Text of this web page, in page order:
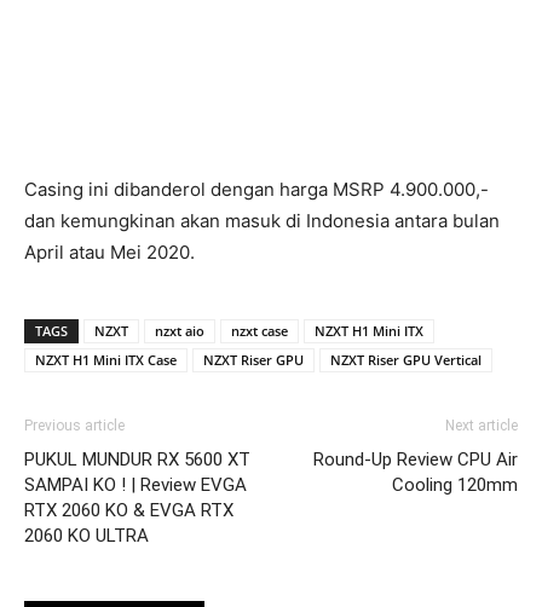
Casing ini dibanderol dengan harga MSRP 4.900.000,-
dan kemungkinan akan masuk di Indonesia antara bulan
April atau Mei 2020.
TAGS NZXT nzxt aio nzxt case
NZXT H1 Mini ITX
NZXT H1 Mini ITX Case
NZXT Riser GPU NZXT Riser GPU Vertical
Previous article
PUKUL MUNDUR RX 5600 XT
SAMPAI KO ! | Review EVGA
RTX 2060 KO & EVGA RTX
2060 KO ULTRA
Next article
Round-Up Review CPU Air
Cooling 120mm